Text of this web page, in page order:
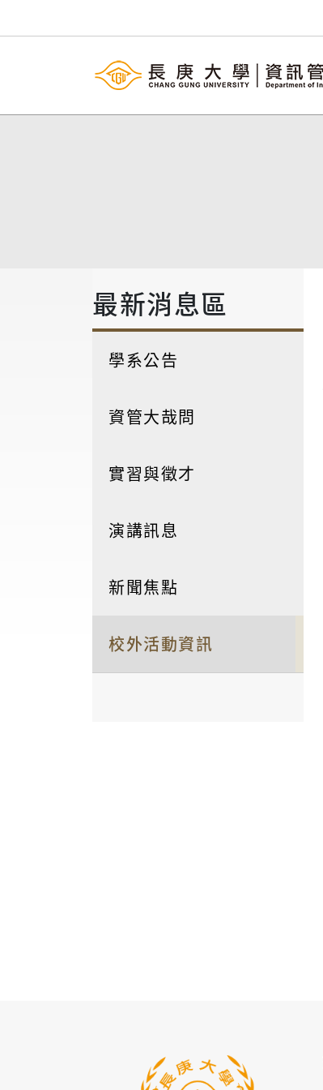
最新消息區
學系公告
資管大哉問
實習與徵才
演講訊息
新聞焦點
校外活動資訊